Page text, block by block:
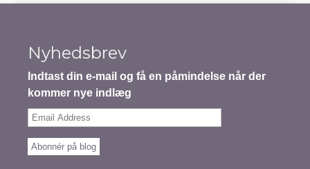
Nyhedsbrev
Indtast din e-mail og få en påmindelse når der
kommer nye indlæg
Email
Abonnér på blog